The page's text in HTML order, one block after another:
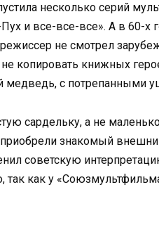
несколько серий
и все-все-все». А в 60-х
не смотрел
копировать книжных
медведь, с потрепанными
сардельку, а не
знакомый
советскую
как у